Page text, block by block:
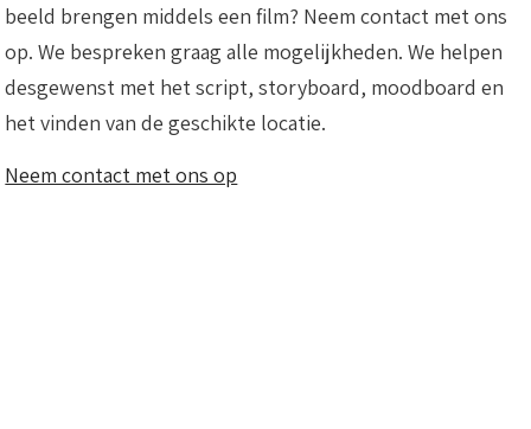
beeld brengen middels een film? Neem contact met ons
op. We bespreken graag alle mogelijkheden. We helpen
desgewenst met het script, storyboard, moodboard en
het vinden van de geschikte locatie.
Neem contact met ons op